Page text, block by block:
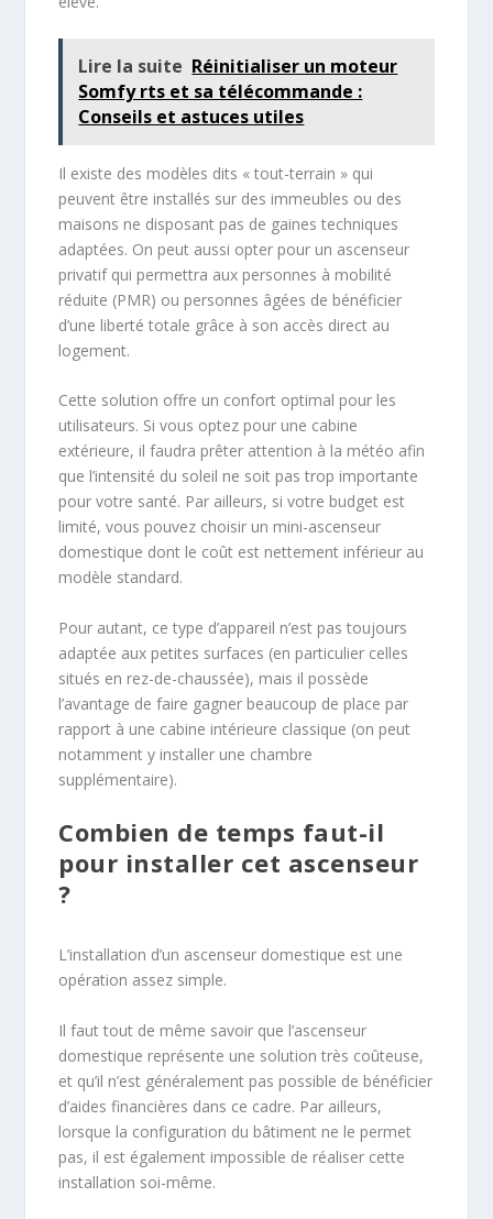
Lire la suite Réinitialiser un moteur
Somfy rts et sa télécommande :
Conseils et astuces utiles
Il existe des modèles dits « tout-terrain » qui
peuvent être installés sur des immeubles ou des
maisons ne disposant pas de gaines techniques
adaptées. On peut aussi opter pour un ascenseur
privatif qui permettra aux personnes à mobilité
réduite (PMR) ou personnes âgées de bénéficier
d’une liberté totale grâce à son accès direct au
logement.
Cette solution offre un confort optimal pour les
utilisateurs. Si vous optez pour une cabine
extérieure, il faudra prêter attention à la météo afin
que l’intensité du soleil ne soit pas trop importante
pour votre santé. Par ailleurs, si votre budget est
limité, vous pouvez choisir un mini-ascenseur
domestique dont le coût est nettement inférieur au
modèle standard.
Pour autant, ce type d’appareil n’est pas toujours
adaptée aux petites surfaces (en particulier celles
situés en rez-de-chaussée), mais il possède
l’avantage de faire gagner beaucoup de place par
rapport à une cabine intérieure classique (on peut
notamment y installer une chambre
supplémentaire).
Combien de temps faut-il
pour installer cet ascenseur
?
L’installation d’un ascenseur domestique est une
opération assez simple.
Il faut tout de même savoir que l’ascenseur
domestique représente une solution très coûteuse,
et qu’il n’est généralement pas possible de bénéficier
d’aides financières dans ce cadre. Par ailleurs,
lorsque la configuration du bâtiment ne le permet
pas, il est également impossible de réaliser cette
installation soi-même.